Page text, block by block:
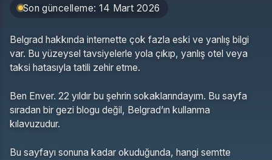
Son güncelleme: 14 Mart 2026
Belgrad hakkında internette çok fazla eski ve yanlış bilgi
var. Bu yüzeysel tavsiyelerle yola çıkıp, yanlış otel veya
taksi hatasıyla tatili zehir etme.
Ben Enver. 22 yıldır bu şehrin sokaklarındayım. Bu sayfa
sıradan bir gezi blogu değil, Belgrad’ın kullanma
kılavuzudur.
Bu sayfayı sonuna kadar okuduğunda, hangi semtte